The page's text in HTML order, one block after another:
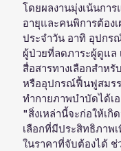
โดยผลงานมุ่งเน้นกา
อายุและคนพิการต้อง
ประจำวัน อาทิ อุปกร
ผู้ป่วยที่ลดภาระผู้ดูแล
สื่อสารทางเลือกสำห
หรืออุปกรณ์ฟื้นฟูสมร
ทำกายภาพบำบัดได้เ
"สิ่งเหล่านี้จะก่อให้เกิ
เลือกที่มีประสิทธิภาพ
ในราคาที่จับต้องได้ ช่